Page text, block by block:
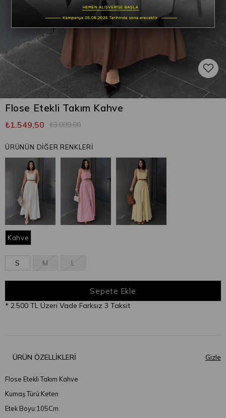
Flose Etekli Takım Kahve
₺3.099,00
₺1.549,50
ÜRÜNÜN DİĞER RENKLERİ
Kahve
S M L
* 2.500 TL Üzeri Vade Farksız 3 Taksit
ÜRÜN ÖZELLIKLERI
Flose Etekli Takım Kahve
Kumaş Türü:Keten
Etek Boyu:105Cm